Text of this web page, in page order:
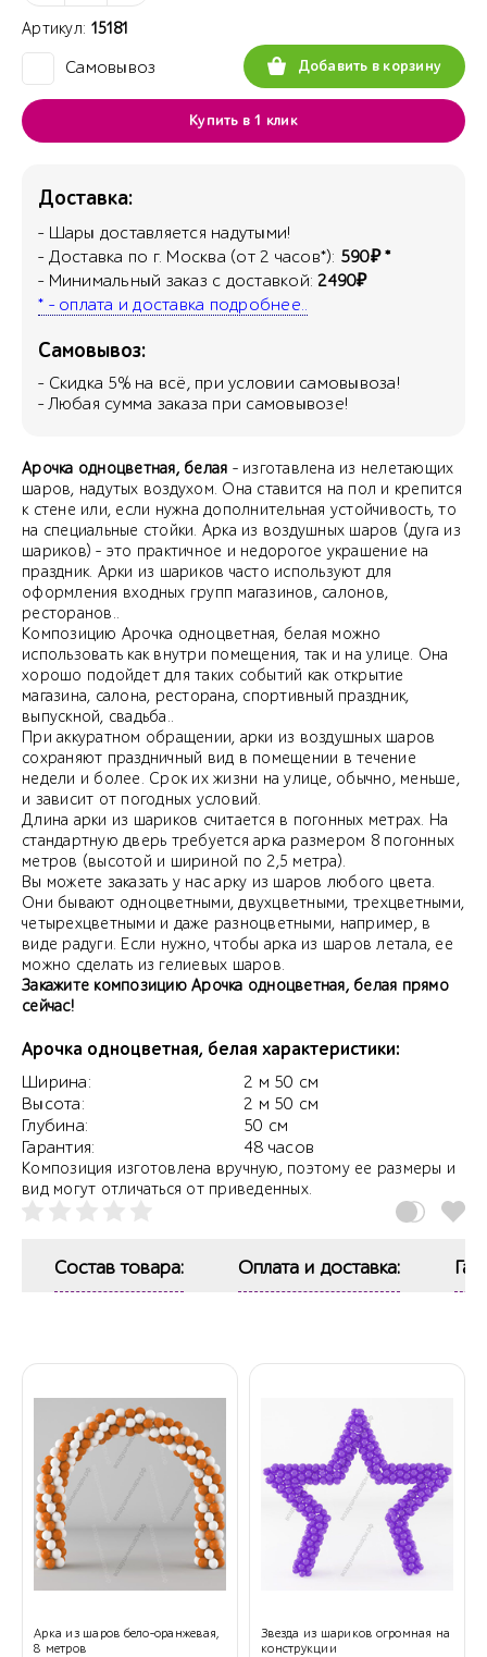
Артикул: 15181
Самовывоз Добавить в корзину
Купить в 1 клик
Доставка:
- Шары доставляется надутыми!
- Доставка по г. Москва (от 2 часов*): 590₽ *
- Минимальный заказ с доставкой:2490₽
* - оплата и доставка подробнее..
Самовывоз:
- Скидка 5% на всё, при условии самовывоза!
- Любая сумма заказа при самовывозе!
Арочка одноцветная, белая - изготавлена из нелетающих
шаров, надутых воздухом. Она ставится на пол и крепится
к стене или, если нужна дополнительная устойчивость, то
на специальные стойки. Арка из воздушных шаров (дуга из
шариков) - это практичное и недорогое украшение на
праздник. Арки из шариков часто используют для
оформления входных групп магазинов, салонов,
ресторанов..
Композицию Арочка одноцветная, белая можно
использовать как внутри помещения, так и на улице. Она
хорошо подойдет для таких событий как открытие
магазина, салона, ресторана, спортивный праздник,
выпускной, свадьба..
При аккуратном обращении, арки из воздушных шаров
сохраняют праздничный вид в помещении в течение
недели и более. Срок их жизни на улице, обычно, меньше,
и зависит от погодных условий.
Длина арки из шариков считается в погонных метрах. На
стандартную дверь требуется арка размером 8 погонных
метров (высотой и шириной по 2,5 метра).
Вы можете заказать у нас арку из шаров любого цвета.
Они бывают одноцветными, двухцветными, трехцветными,
четырехцветными и даже разноцветными, например, в
виде радуги. Если нужно, чтобы арка из шаров летала, ее
можно сделать из гелиевых шаров.
Закажите композицию Арочка одноцветная, белая прямо
сейчас!
Арочка одноцветная, белая характеристики:
Ширина:
Высота:
Глубина:
Гарантия:
2 м 50 см
2 м 50 см
50 см
48 часов
Композиция изготовлена вручную, поэтому ее размеры и
вид могут отличаться от приведенных.
Состав товара: Оплата и доставка:
Арка из шаров бело-оранжевая,
8 метров
Звезда из шариков огромная на
конструкции